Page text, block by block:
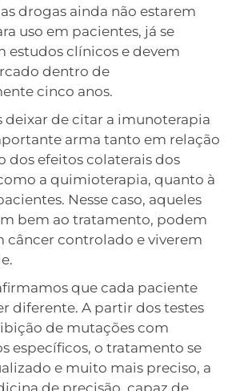
drogas ainda não estarem
uso em pacientes, já se
estudos clínicos e devem
dentro de
cinco anos.
deixar de citar a imunoterapia
arma tanto em relação
dos efeitos colaterais dos
a quimioterapia, quanto à
Nesse caso, aqueles
bem ao tratamento, podem
câncer controlado e viverem
que cada paciente
diferente. A partir dos testes
de mutações com
específicos, o tratamento se
e muito mais preciso, a
de precisão, capaz de